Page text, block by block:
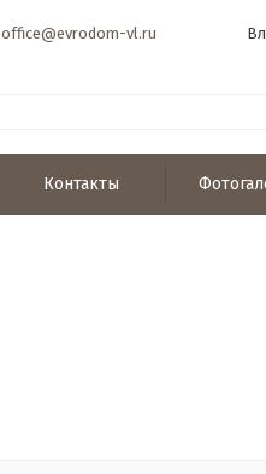
office@evrodom-vl.ru
Контакты